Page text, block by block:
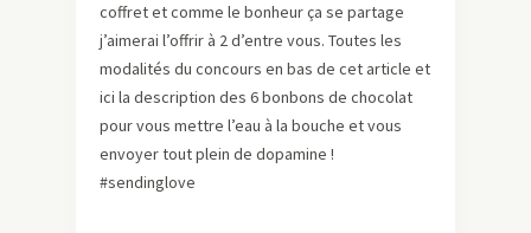
coffret et comme le bonheur ça se partage
j’aimerai l’offrir à 2 d’entre vous. Toutes les
modalités du concours en bas de cet article et
ici la description des 6 bonbons de chocolat
pour vous mettre l’eau à la bouche et vous
envoyer tout plein de dopamine !
#sendinglove